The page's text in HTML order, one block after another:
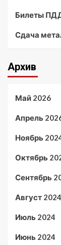
Билеты
Сдача
Архив
Май 2026
Апрель
Ноябрь
Октябрь
Сентябрь
Август 2024
Июль 2024
Июнь 2024